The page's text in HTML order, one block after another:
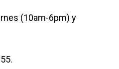
(10am-6pm) y